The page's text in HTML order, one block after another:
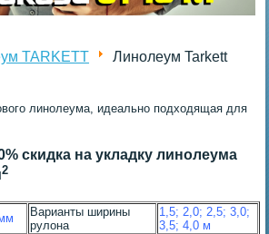
TARKETT
Линолеум Tarkett
линолеума, идеально подходящая для
скидка на укладку линолеума
2
Варианты ширины
рулона
1,5; 2,0; 2,5; 3,0;
3,5; 4,0 м